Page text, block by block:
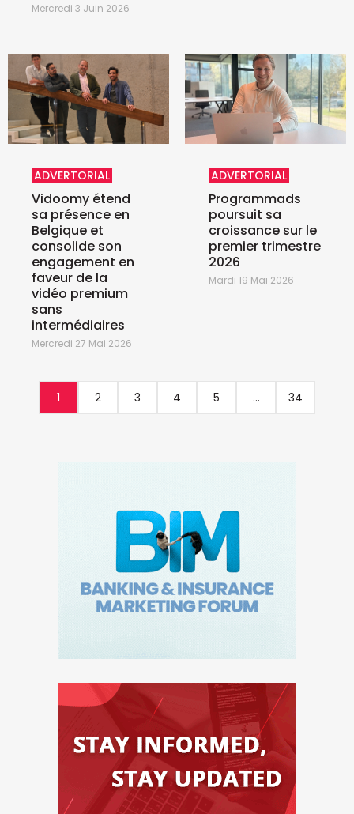
Mercredi 3 Juin 2026
ADVERTORIAL
Vidoomy étend
sa présence en
Belgique et
consolide son
engagement en
faveur de la
vidéo premium
sans
intermédiaires
Mercredi 27 Mai 2026
ADVERTORIAL
Programmads
poursuit sa
croissance sur le
premier trimestre
2026
Mardi 19 Mai 2026
1 2 3 4 5 ... 34